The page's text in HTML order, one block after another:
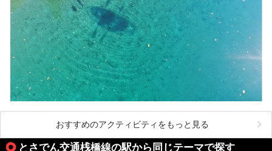
おすすめのアクティビティをもっと見る
とさでん交通桟橋線の駅から同じテーマで探す